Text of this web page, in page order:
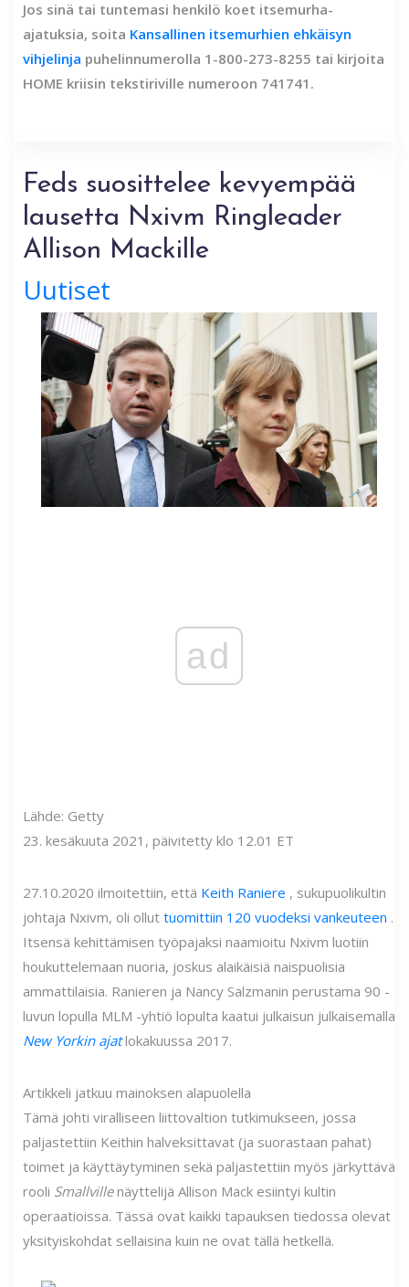
Jos sinä tai tuntemasi henkilö koet itsemurha-
ajatuksia, soita Kansallinen itsemurhien ehkäisyn
vihjelinja puhelinnumerolla 1-800-273-8255 tai kirjoita
HOME kriisin tekstiriville numeroon 741741.
Feds suosittelee kevyempää
lausetta Nxivm Ringleader
Allison Mackille
Uutiset
ad
Lähde: Getty
23. kesäkuuta 2021, päivitetty klo 12.01 ET
27.10.2020 ilmoitettiin, että Keith Raniere , sukupuolikultin
johtaja Nxivm, oli ollut tuomittiin 120 vuodeksi vankeuteen .
Itsensä kehittämisen työpajaksi naamioitu Nxivm luotiin
houkuttelemaan nuoria, joskus alaikäisiä naispuolisia
ammattilaisia. Ranieren ja Nancy Salzmanin perustama 90 -
luvun lopulla MLM -yhtiö lopulta kaatui julkaisun julkaisemalla
New Yorkin ajat lokakuussa 2017.
Artikkeli jatkuu mainoksen alapuolella
Tämä johti viralliseen liittovaltion tutkimukseen, jossa
paljastettiin Keithin halveksittavat (ja suorastaan ​​pahat)
toimet ja käyttäytyminen sekä paljastettiin myös järkyttävä
rooli Smallvillenäyttelijä Allison Mack esiintyi kultin
operaatioissa. Tässä ovat kaikki tapauksen tiedossa olevat
yksityiskohdat sellaisina kuin ne ovat tällä hetkellä.